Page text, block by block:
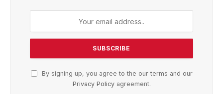
By signing up, you agree to the our terms and our
Privacy Policyagreement.